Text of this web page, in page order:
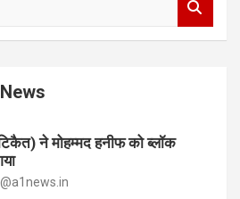
ने मोहम्मद हनीफ को ब्लॉक